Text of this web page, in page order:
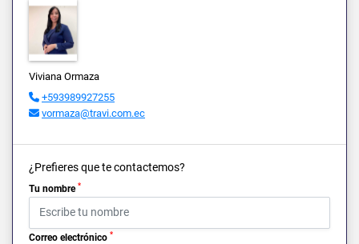
Viviana Ormaza
+593989927255
vormaza@travi.com.ec
¿Prefieres que te contactemos?
Tu nombre *
Correo electrónico *